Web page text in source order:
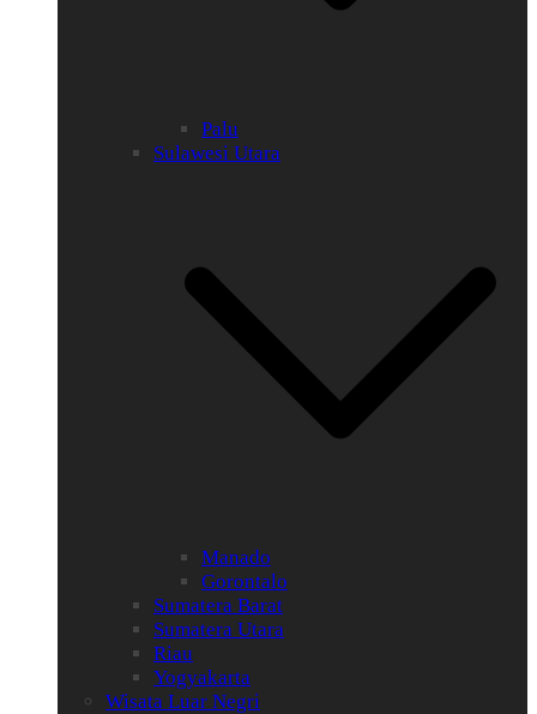
Palu
Sulawesi Utara
Manado
Gorontalo
Sumatera Barat
Sumatera Utara
Riau
Yogyakarta
Wisata Luar Negri